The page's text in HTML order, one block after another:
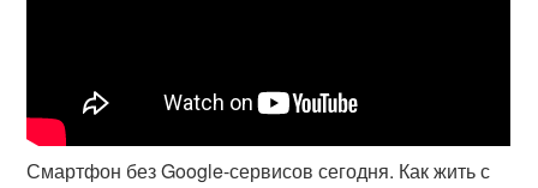
Смартфон без Google-сервисов сегодня. Как жить с